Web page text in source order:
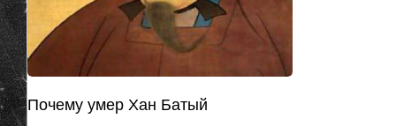
Почему умер Хан Батый